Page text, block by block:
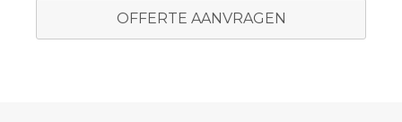
OFFERTE AANVRAGEN